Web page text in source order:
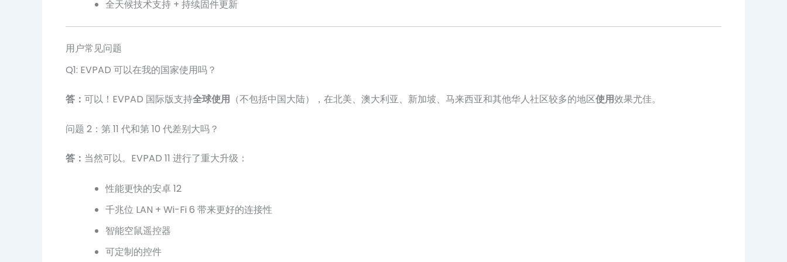
全天候技术支持 + 持续固件更新
用户常见问题
Q1: EVPAD 可以在我的国家使用吗？
答： 可以！EVPAD 国际版支持全球使用 （不包括中国大陆），在北美、澳大利亚、新加坡、马来西亚和其他华人社区较多的地区使用效果尤佳。
问题 2：第 11 代和第 10 代差别大吗？
答： 当然可以。EVPAD 11 进行了重大升级：
性能更快的安卓 12
千兆位 LAN + Wi-Fi 6 带来更好的连接性
智能空鼠遥控器
可定制的控件